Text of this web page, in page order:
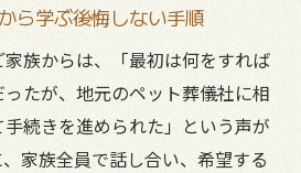
ら学ぶ後悔しない手順
族からは、「最初は何をすれば
たが、地元のペット葬儀社に相
続きを進められた」という声が
家族全員で話し合い、希望する